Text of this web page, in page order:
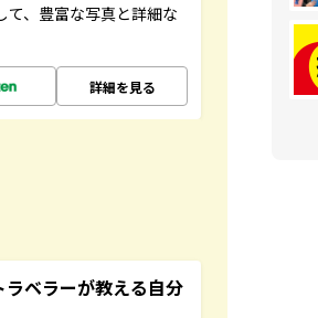
、豊富な写真と詳細な
詳細を見る
ベラーが教える自分